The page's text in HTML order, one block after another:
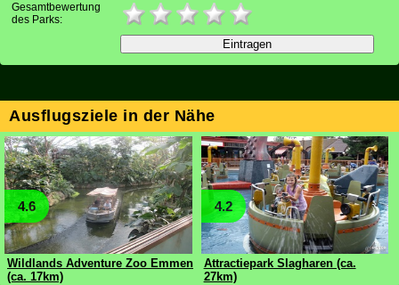
Gesamtbewertung
des Parks:
Ausflugsziele in der Nähe
4.6
Wildlands Adventure Zoo Emmen
(ca. 17km)
4.2
Attractiepark Slagharen (ca.
27km)